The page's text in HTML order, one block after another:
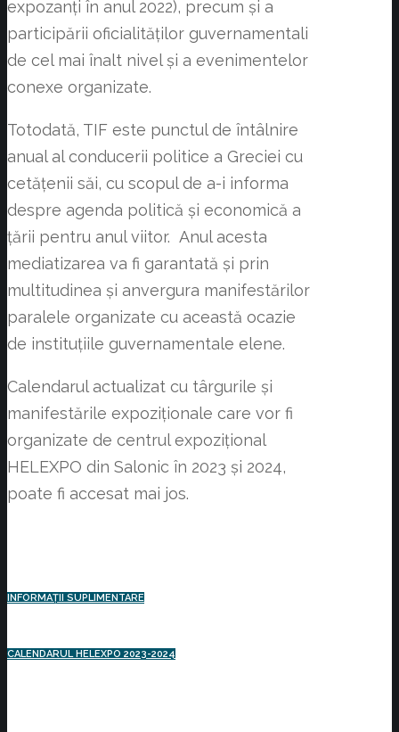
expozanți în anul 2022), precum şi a
participării oficialităţilor guvernamentali
de cel mai înalt nivel și a evenimentelor
conexe organizate.
Totodată, TIF este punctul de întâlnire
anual al conducerii politice a Greciei cu
cetățenii săi, cu scopul de a-i informa
despre agenda politică și economică a
țării pentru anul viitor. Anul acesta
mediatizarea va fi garantată şi prin
multitudinea şi anvergura manifestărilor
paralele organizate cu această ocazie
de instituţiile guvernamentale elene.
Calendarul actualizat cu târgurile și
manifestările expoziționale care vor fi
organizate de centrul expozițional
HELEXPO din Salonic în 2023 și 2024,
poate fi accesat mai jos.
INFORMAȚII SUPLIMENTARE
CALENDARUL HELEXPO 2023-2024